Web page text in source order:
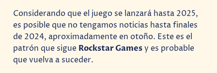
Considerando que el juego se lanzará hasta 2025,
es posible que no tengamos noticias hasta finales
de 2024, aproximadamente en otoño. Este es el
patrón que sigue Rockstar Gamesy es probable
que vuelva a suceder.